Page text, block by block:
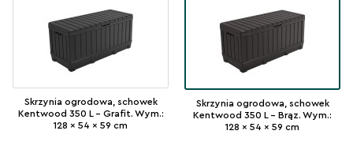
Skrzynia ogrodowa, schowek
Kentwood 350 L - Grafit. Wym.:
128 x 54 x 59 cm
Skrzynia ogrodowa, schowek
Kentwood 350 L - Brąz. Wym.:
128 x 54 x 59 cm